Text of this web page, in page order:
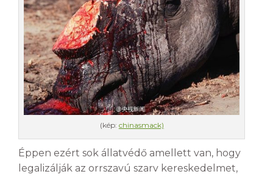
(kép: chinasmack)
Éppen ezért sok állatvédő amellett van, hogy
legalizálják az orrszavú szarv kereskedelmet,